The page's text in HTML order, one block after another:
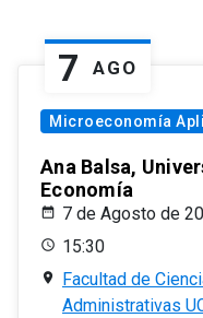
7 AGO
Microeconomía
Ana Balsa,
Economía
7 de Agosto de
15:30
Facultad de
Administrativas